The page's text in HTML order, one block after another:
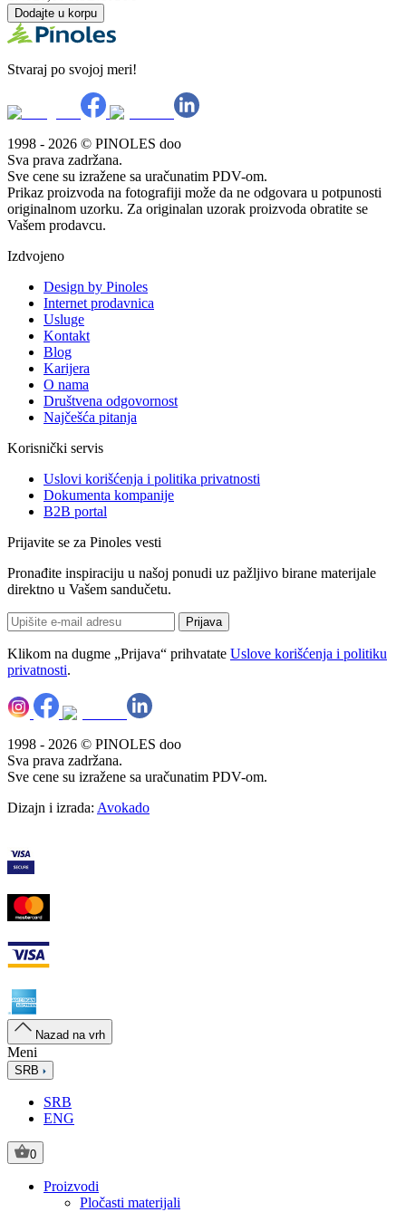
Dodajte u korpu
Stvaraj po svojoj meri!
1998 - 2026 © PINOLES doo
Sva prava zadržana.
Sve cene su izražene sa uračunatim PDV-om.
Prikaz proizvoda na fotografiji može da ne odgovara u potpunosti
originalnom uzorku. Za originalan uzorak proizvoda obratite se
Vašem prodavcu.
Izdvojeno
Design by Pinoles
Internet prodavnica
Usluge
Kontakt
Blog
Karijera
O nama
Društvena odgovornost
Najčešća pitanja
Korisnički servis
Uslovi korišćenja i politika privatnosti
Dokumenta kompanije
B2B portal
Prijavite se za Pinoles vesti
Pronađite inspiraciju u našoj ponudi uz pažljivo birane materijale
direktno u Vašem sandučetu.
Prijava
Klikom na dugme „Prijava“ prihvatate Uslove korišćenja i politiku
privatnosti.
1998 - 2026 © PINOLES doo
Sva prava zadržana.
Sve cene su izražene sa uračunatim PDV-om.
Dizajn i izrada: Avokado
Nazad na vrh
Meni
SRB
SRB
ENG
0
Proizvodi
Pločasti materijali